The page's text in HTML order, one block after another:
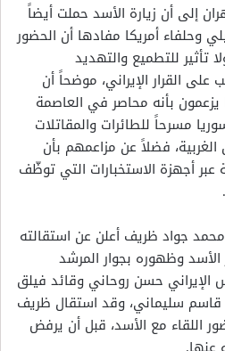
إلى أن زيارة الأسد حملت أيضاً
وحلفاء أمريكا مفادها أن الحضور
تأثير للتطميع والتهديد
القرار الإيراني، موضحاً أن
يزعمون بأنه محاصر في العاصمة
مسرحاً للطائرات والمقاتلات
الغربية، فضلاً عن مزاعمهم بأن
أجهزة الاستخبارات التي توظّف
محمد جواد ظريف أعلن عن استقالته
وظهوره بجوار المرشد
الإيراني حسن روحاني وقائد فيلق
قاسم سليماني، وقد استقال ظريف
اللقاء مع الأسد، قبل أن يرفض